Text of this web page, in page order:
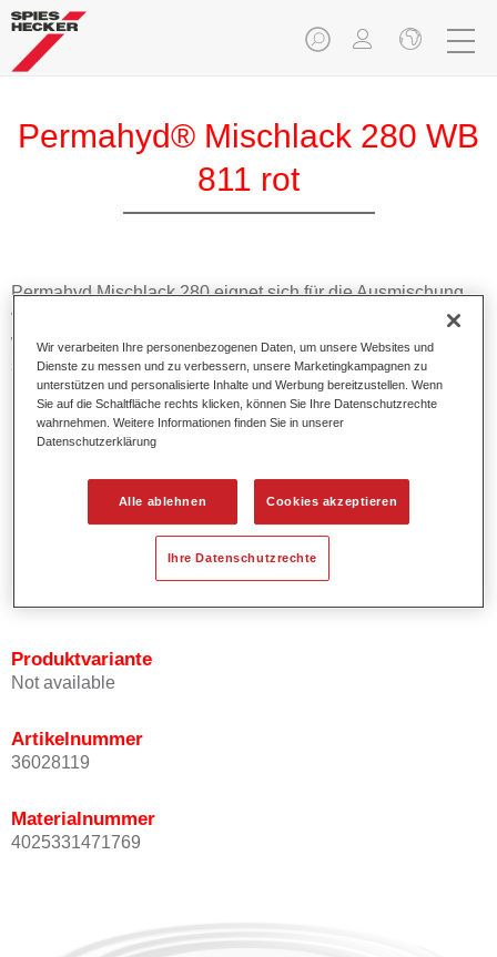
Permahyd® Mischlack 280 WB
811 rot
Permahyd Mischlack 280 eignet sich für die Ausmischung
von Permahyd Perlmutt Basislack 285, einem hochwertigen
wasserverdünnbaren Basislacksystem. Es basiert auf einer
speziellen PU-Dispersionstechnologie für Uni- und
Effektlackierungen.
Produktmerkmale
1,5 Spritzgängen.
Bietet ein gutes Standvermögen.
Verfügt über ein hohes Deckvermögen.
Besitzt eine hohe Farbtongenauigkeit.
Produktvariante
Not available
Artikelnummer
36028119
Materialnummer
4025331471769
Wir verarbeiten Ihre personenbezogenen Daten, um unsere Websites und
Dienste zu messen und zu verbessern, unsere Marketingkampagnen zu
unterstützen und personalisierte Inhalte und Werbung bereitzustellen. Wenn
Sie auf die Schaltfläche rechts klicken, können Sie Ihre Datenschutzrechte
wahrnehmen. Weitere Informationen finden Sie in unserer
Datenschutzerklärung
Alle ablehnen Cookies akzeptieren
Ihre Datenschutzrechte